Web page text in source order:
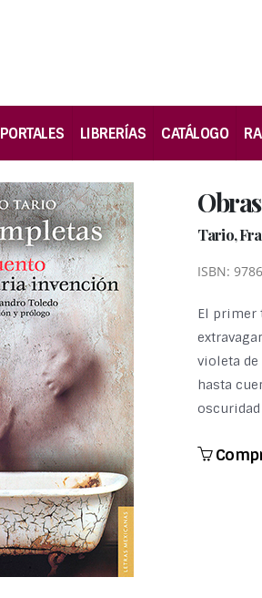
PORTALES LIBRERÍAS CATÁLOGO
Tario,
ISBN:
El primer
violeta de
hasta